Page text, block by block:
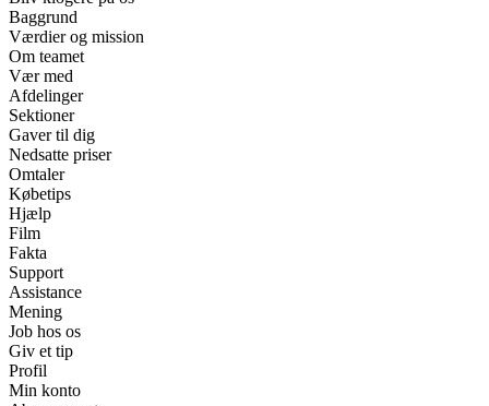
Baggrund
Værdier og mission
Om teamet
Vær med
Afdelinger
Sektioner
Gaver til dig
Nedsatte priser
Omtaler
Købetips
Hjælp
Film
Fakta
Support
Assistance
Mening
Job hos os
Giv et tip
Profil
Min konto